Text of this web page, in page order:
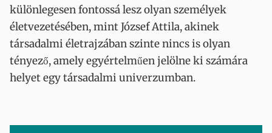
különlegesen fontossá lesz olyan személyek
életvezetésében, mint József Attila, akinek
társadalmi életrajzában szinte nincs is olyan
tényező, amely egyértelműen jelölne ki számára
helyet egy társadalmi univerzumban.